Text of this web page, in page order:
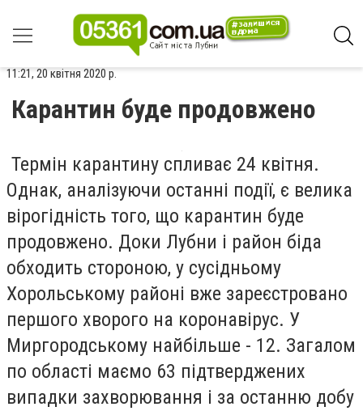
11:21, 20 квітня 2020 р.
Карантин буде продовжено
Термін карантину спливає 24 квітня.
Однак, аналізуючи останні події, є велика
вірогідність того, що карантин буде
продовжено. Доки Лубни і район біда
обходить стороною, у сусідньому
Хорольському районі вже зареєстровано
першого хворого на коронавірус. У
Миргородському найбільше - 12. Загалом
по області маємо 63 підтверджених
випадки захворювання і за останню добу